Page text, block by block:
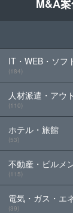
M&A
IT・WEB・ソフ
(184)
人材派遣・アウ
(110)
ホテル・旅館
(53)
不動産・ビルメ
(115)
電気・ガス・エ
(39)